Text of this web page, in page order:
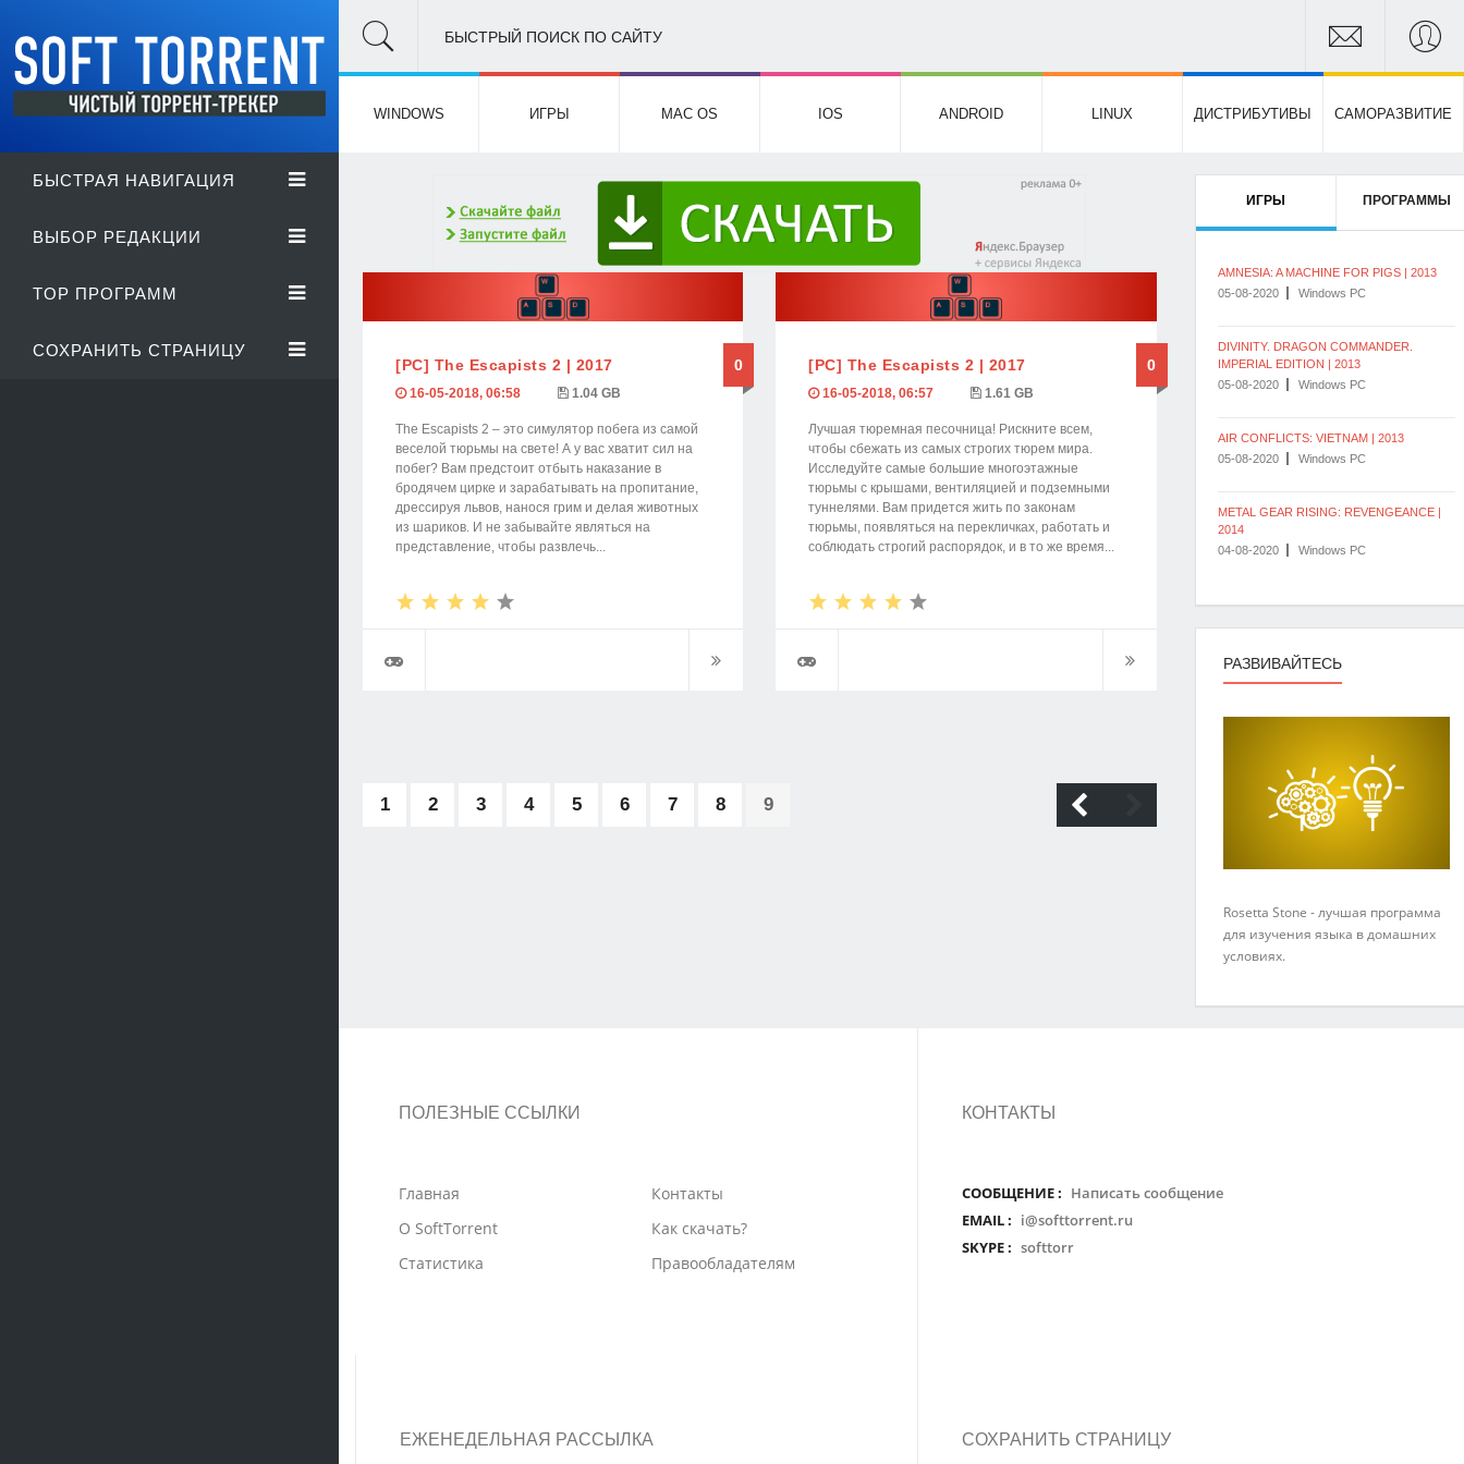
БЫСТРАЯ НАВИГАЦИЯ
ВЫБОР РЕДАКЦИИ
TOP ПРОГРАММ
СОХРАНИТЬ СТРАНИЦУ
БЫСТРЫЙ ПОИСК ПО САЙТУ
WINDOWS ИГРЫ MAC OS IOS ANDROID LINUX ДИСТРИБУТИВЫ САМОРАЗВИТИЕ
[PC] The Escapists 2 | 2017 0
16-05-2018, 06:58 1.04 GB
The Escapists 2 – это симулятор побега из самой
веселой тюрьмы на свете! А у вас хватит сил на
побег? Вам предстоит отбыть наказание в
бродячем цирке и зарабатывать на пропитание,
дрессируя львов, нанося грим и делая животных
из шариков. И не забывайте являться на
представление, чтобы развлечь...
[PC] The Escapists 2 | 2017 0
16-05-2018, 06:57 1.61 GB
Лучшая тюремная песочница! Рискните всем,
чтобы сбежать из самых строгих тюрем мира.
Исследуйте самые большие многоэтажные
тюрьмы с крышами, вентиляцией и подземными
туннелями. Вам придется жить по законам
тюрьмы, появляться на перекличках, работать и
соблюдать строгий распорядок, и в то же время...
1 2 3 4 5 6 7 8 9
ИГРЫ ПРОГРАММЫ
AMNESIA: A MACHINE FOR PIGS | 2013
05-08-2020
Windows PC
DIVINITY. DRAGON COMMANDER.
IMPERIAL EDITION | 2013
05-08-2020
Windows PC
AIR CONFLICTS: VIETNAM | 2013
05-08-2020
Windows PC
METAL GEAR RISING: REVENGEANCE |
2014
04-08-2020
Windows PC
РАЗВИВАЙТЕСЬ
Rosetta Stone - лучшая программа
для изучения языка в домашних
условиях.
ПОЛЕЗНЫЕ ССЫЛКИ
Главная
О SoftTorrent
Статистика
Контакты
Как скачать?
Правообладателям
КОНТАКТЫ
СООБЩЕНИЕ : Написать сообщение
EMAIL : i@softtorrent.ru
SKYPE : softtorr
ЕЖЕНЕДЕЛЬНАЯ РАССЫЛКА СОХРАНИТЬ СТРАНИЦУ